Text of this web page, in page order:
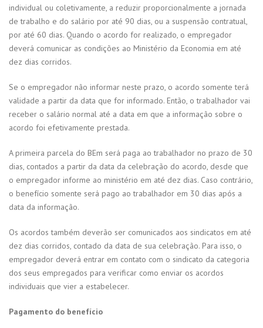
individual ou coletivamente, a reduzir proporcionalmente a jornada
de trabalho e do salário por até 90 dias, ou a suspensão contratual,
por até 60 dias. Quando o acordo for realizado, o empregador
deverá comunicar as condições ao Ministério da Economia em até
dez dias corridos.
Se o empregador não informar neste prazo, o acordo somente terá
validade a partir da data que for informado. Então, o trabalhador vai
receber o salário normal até a data em que a informação sobre o
acordo foi efetivamente prestada.
A primeira parcela do BEm será paga ao trabalhador no prazo de 30
dias, contados a partir da data da celebração do acordo, desde que
o empregador informe ao ministério em até dez dias. Caso contrário,
o benefício somente será pago ao trabalhador em 30 dias após a
data da informação.
Os acordos também deverão ser comunicados aos sindicatos em até
dez dias corridos, contado da data de sua celebração. Para isso, o
empregador deverá entrar em contato com o sindicato da categoria
dos seus empregados para verificar como enviar os acordos
individuais que vier a estabelecer.
Pagamento do benefício